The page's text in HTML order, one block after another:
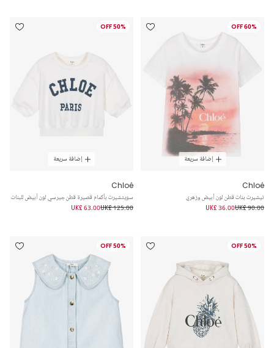
60% OFF
إضافة سريعة
Chloé
تيشيرت بنات قطن لون أبيض وزهري
UK£ 90.00
UK£ 36.00
50% OFF
إضافة سريعة
Chloé
سويتشيرت بأكمام قصيرة قطن جيرسي لون أبيض للبنات
UK£ 125.00
UK£ 63.00
50% OFF
50% OFF